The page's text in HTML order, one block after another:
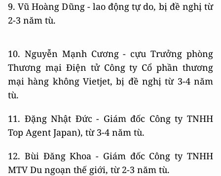
9. Vũ Hoàng Dũng - lao động tự do, bị đề nghị từ
2-3 năm tù.
10. Nguyễn Mạnh Cương - cựu Trưởng phòng
Thương mại Điện tử Công ty Cổ phần thương
mại hàng không Vietjet, bị đề nghị từ 3-4 năm
tù.
11. Đặng Nhật Đức - Giám đốc Công ty TNHH
Top Agent Japan), từ 3-4 năm tù.
12. Bùi Đăng Khoa - Giám đốc Công ty TNHH
MTV Du ngoạn thế giới, từ 2-3 năm tù.